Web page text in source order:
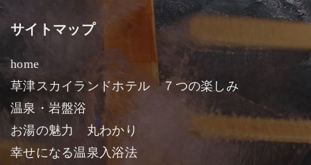
サイトマップ
home
草津スカイランドホテル ７つの楽しみ
温泉・岩盤浴
お湯の魅力 丸わかり
幸せになる温泉入浴法